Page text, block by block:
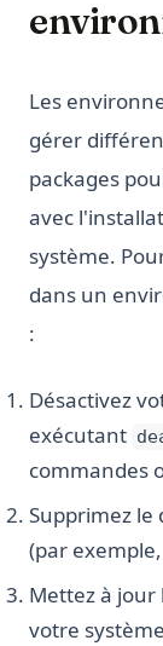
Les
gérer
packages
avec
système.
dans un
:
Désactivez
exécutant
commandes
Supprimez
(par exemple,
Mettez à jour
votre